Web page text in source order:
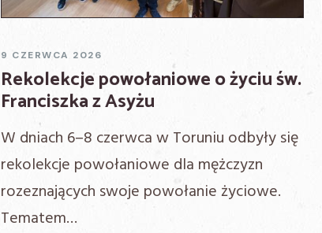
9 CZERWCA 2026
Rekolekcje powołaniowe o życiu św.
Franciszka z Asyżu
W dniach 6–8 czerwca w Toruniu odbyły się
rekolekcje powołaniowe dla mężczyzn
rozeznających swoje powołanie życiowe.
Tematem…